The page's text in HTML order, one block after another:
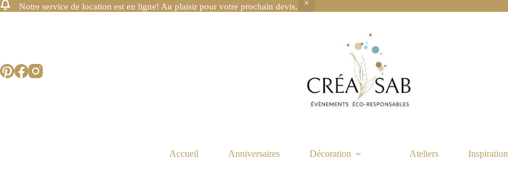
Notre service de location est en ligne! Au plaisir pour votre prochain devis.
Accueil Anniversaires Décoration Ateliers Inspiration